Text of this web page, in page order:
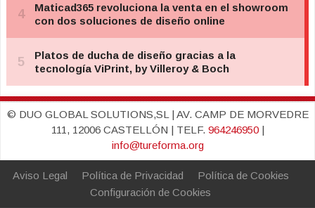
© DUO GLOBAL SOLUTIONS,SL | AV. CAMP DE MORVEDRE
111, 12006 CASTELLÓN | TELF. 964246950|
info@tureforma.org
Aviso Legal Política de Privacidad
Política de Cookies
Configuración de Cookies